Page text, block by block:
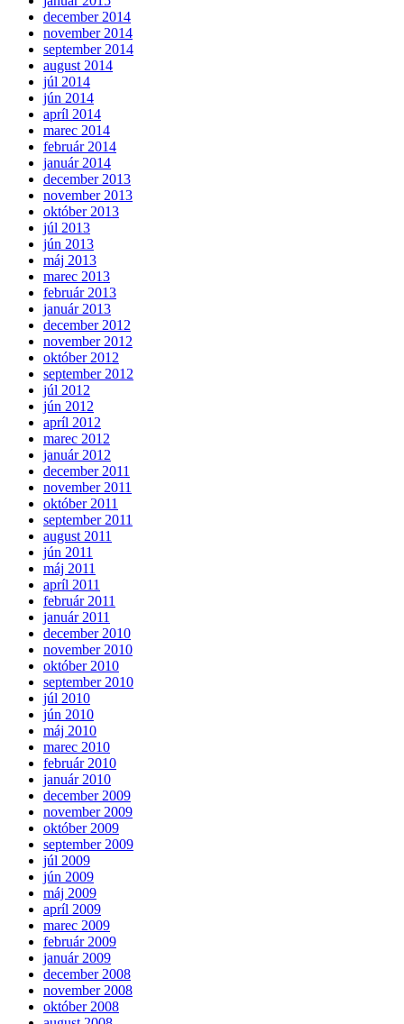
december 2014
november 2014
september 2014
august 2014
júl 2014
jún 2014
apríl 2014
marec 2014
február 2014
január 2014
december 2013
november 2013
október 2013
júl 2013
jún 2013
máj 2013
marec 2013
február 2013
január 2013
december 2012
november 2012
október 2012
september 2012
júl 2012
jún 2012
apríl 2012
marec 2012
január 2012
december 2011
november 2011
október 2011
september 2011
august 2011
jún 2011
máj 2011
apríl 2011
február 2011
január 2011
december 2010
november 2010
október 2010
september 2010
júl 2010
jún 2010
máj 2010
marec 2010
február 2010
január 2010
december 2009
november 2009
október 2009
september 2009
júl 2009
jún 2009
máj 2009
apríl 2009
marec 2009
február 2009
január 2009
december 2008
november 2008
október 2008